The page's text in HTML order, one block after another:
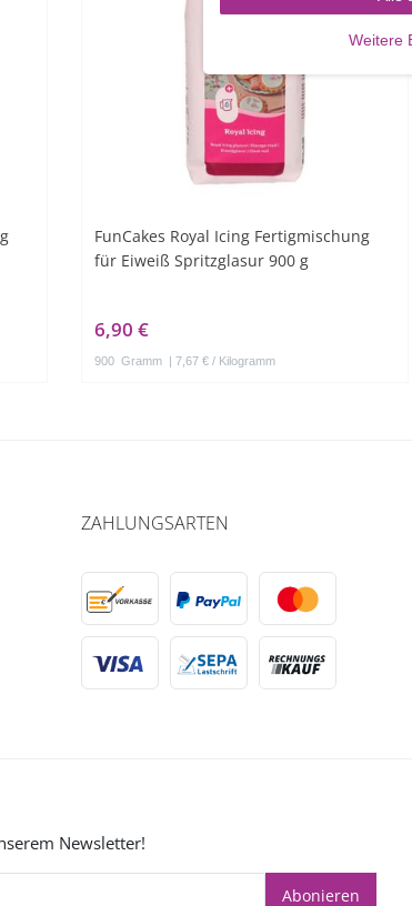
FunCakes Royal Icing Fertigmischung
für Eiweiß Spritzglasur 900 g
6,90 €
900 Gramm | 7,67 € / Kilogramm
ZAHLUNGSARTEN
Newsletter!
Abonieren
Weitere